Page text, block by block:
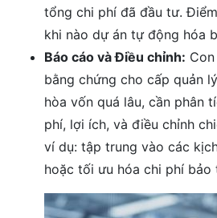
tổng chi phí đã đầu tư.
khi nào dự án tự động hóa
Báo cáo và Điều chỉnh:
bằng chứng cho cấp quản
hòa vốn quá lâu, cần phân
phí, lợi ích, và điều chỉnh
ví dụ: tập trung vào các
hoặc tối ưu hóa chi phí bảo